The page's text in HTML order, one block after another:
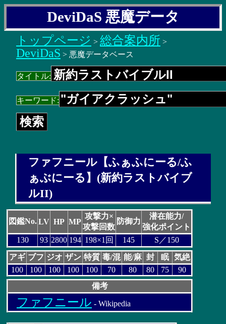
DeviDaS 悪魔データ
トップページ > 総合案内所 >
DeviDaS > 悪魔データベース
タイトル:
キーワード:
ファフニール【ふぁふにーる/ふ
ぁぶにーる】(新約ラストバイブ
ルII)
図鑑No.LV HP MP
攻撃力×
攻撃回数
防御力
潜在能力/
強化ポイント
130
93 2800 194 198×1回 145
S／150
アギ ブフ ジオ ザン 特質 毒/混 能/麻 封 眠 気絶
100
100 100 100 100 70 80 80 75
90
備考
ファフニール - Wikipedia